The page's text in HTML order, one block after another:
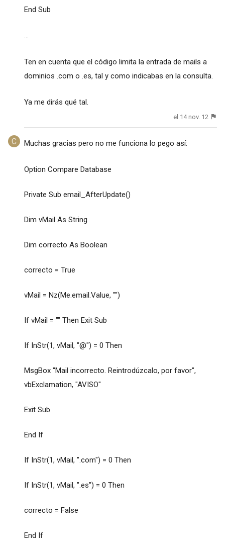
End Sub
...
Ten en cuenta que el código limita la entrada de mails a
dominios .com o .es, tal y como indicabas en la consulta.
Ya me dirás qué tal.
el 14 nov. 12
Muchas gracias pero no me funciona lo pego así:
Option Compare Database
Private Sub email_AfterUpdate()
Dim vMail As String
Dim correcto As Boolean
correcto = True
vMail = Nz(Me.email.Value, "")
If vMail = "" Then Exit Sub
If InStr(1, vMail, "@") = 0 Then
MsgBox "Mail incorrecto. Reintrodúzcalo, por favor",
vbExclamation, "AVISO"
Exit Sub
End If
If InStr(1, vMail, ".com") = 0 Then
If InStr(1, vMail, ".es") = 0 Then
correcto = False
End If